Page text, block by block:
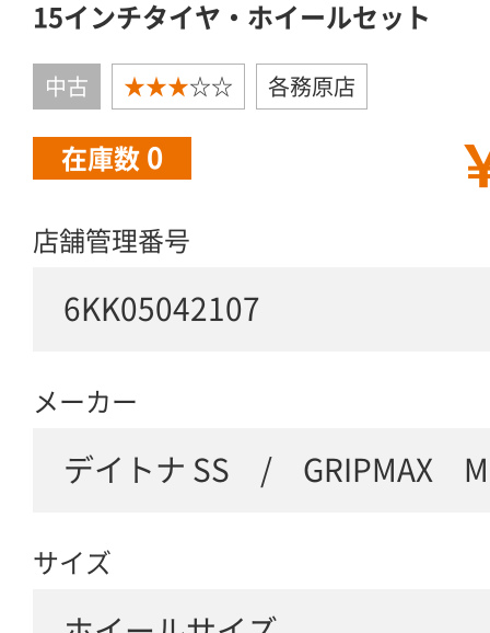
15インチタイヤ・ホイールセット
中古 ★★★☆☆ 各務原店
在庫数 0
店舗管理番号
6KK05042107
メーカー
デイトナ SS / GRIPMAX
サイズ